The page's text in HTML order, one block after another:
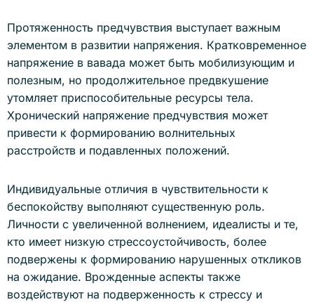
Протяженность предчувствия выступает важным
элементом в развитии напряжения. Кратковременное
напряжение в вавада может быть мобилизующим и
полезным, но продолжительное предвкушение
утомляет приспособительные ресурсы тела.
Хронический напряжение предчувствия может
привести к формированию волнительных
расстройств и подавленных положений.
Индивидуальные отличия в чувствительности к
беспокойству выполняют существенную роль.
Личности с увеличенной волнением, идеалисты и те,
кто имеет низкую стрессоустойчивость, более
подвержены к формированию нарушенных откликов
на ожидание. Врожденные аспекты также
воздействуют на подверженность к стрессу и